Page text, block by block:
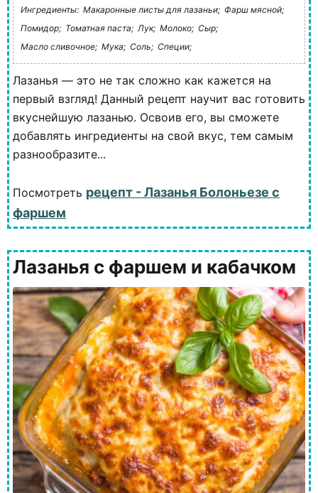
Ингредиенты: Макаронные листы для лазаньи; Фарш мясной;
Помидор; Томатная паста; Лук; Молоко; Сыр;
Масло сливочное; Мука; Соль; Специи;
Лазанья — это не так сложно как кажется на
первый взгляд! Данный рецепт научит вас готовить
вкуснейшую лазанью. Освоив его, вы сможете
добавлять ингредиенты на свой вкус, тем самым
разнообразите...
Посмотреть рецепт - Лазанья Болоньезе с
фаршем
Лазанья с фаршем и кабачком